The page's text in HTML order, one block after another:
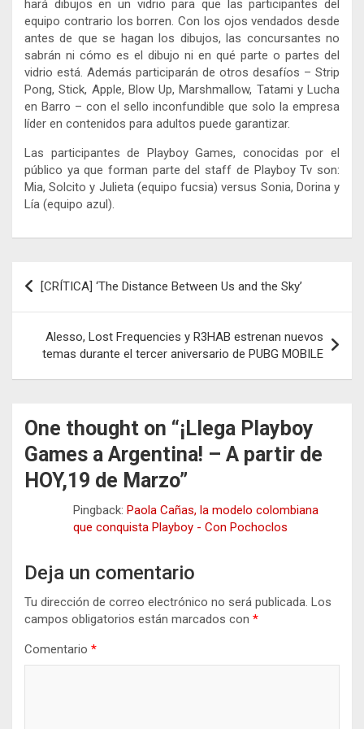
hará dibujos en un vidrio para que las participantes del
equipo contrario los borren. Con los ojos vendados desde
antes de que se hagan los dibujos, las concursantes no
sabrán ni cómo es el dibujo ni en qué parte o partes del
vidrio está. Además participarán de otros desafíos – Strip
Pong, Stick, Apple, Blow Up, Marshmallow, Tatami y Lucha
en Barro – con el sello inconfundible que solo la empresa
líder en contenidos para adultos puede garantizar.
Las participantes de Playboy Games, conocidas por el
público ya que forman parte del staff de Playboy Tv son:
Mia, Solcito y Julieta (equipo fucsia) versus Sonia, Dorina y
Lía (equipo azul).
Navegación
de
entradas
[CRÍTICA] ‘The Distance Between Us and the Sky’
Alesso, Lost Frequencies y R3HAB estrenan nuevos
temas durante el tercer aniversario de PUBG MOBILE
One thought on “¡Llega Playboy
Games a Argentina! – A partir de
HOY,19 de Marzo”
Pingback: Paola Cañas, la modelo colombiana
que conquista Playboy - Con Pochoclos
Deja un comentario
Tu dirección de correo electrónico no será publicada. Los
campos obligatorios están marcados con *
Comentario *